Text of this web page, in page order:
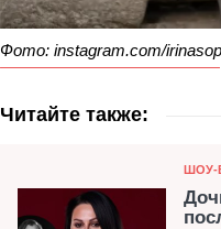
Фото: instagram.com/
Читайте также:
ШОУ-